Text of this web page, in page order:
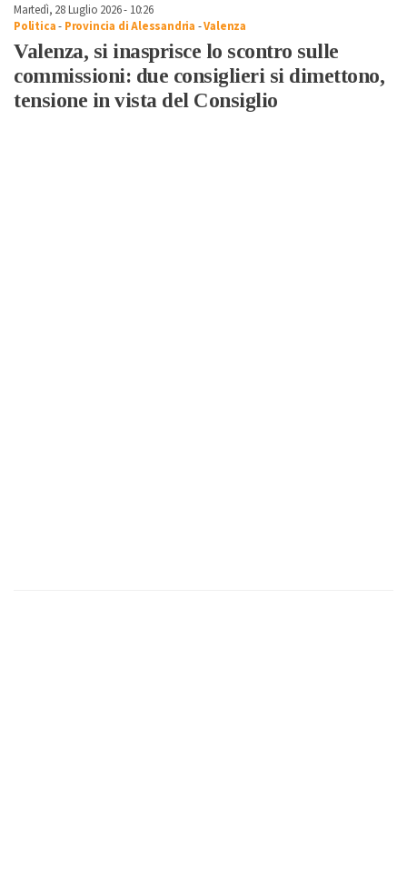
Martedì, 28 Luglio 2026 - 10:26
Politica- Provincia di Alessandria -Valenza
Valenza, si inasprisce lo scontro sulle
commissioni: due consiglieri si dimettono,
tensione in vista del Consiglio